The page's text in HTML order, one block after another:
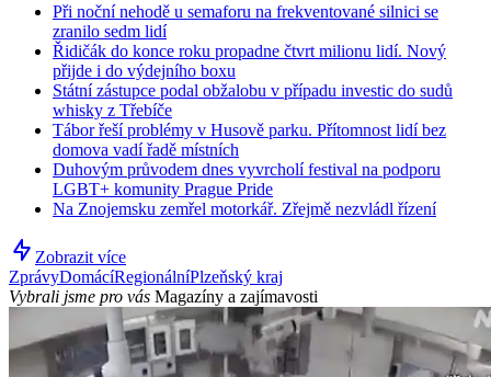
Při noční nehodě u semaforu na frekventované silnici se
zranilo sedm lidí
Řidičák do konce roku propadne čtvrt milionu lidí. Nový
přijde i do výdejního boxu
Státní zástupce podal obžalobu v případu investic do sudů
whisky z Třebíče
Tábor řeší problémy v Husově parku. Přítomnost lidí bez
domova vadí řadě místních
Duhovým průvodem dnes vyvrcholí festival na podporu
LGBT+ komunity Prague Pride
Na Znojemsku zemřel motorkář. Zřejmě nezvládl řízení
Zobrazit více
ZprávyDomácíRegionálníPlzeňský kraj
Vybrali jsme pro vás Magazíny a zajímavosti